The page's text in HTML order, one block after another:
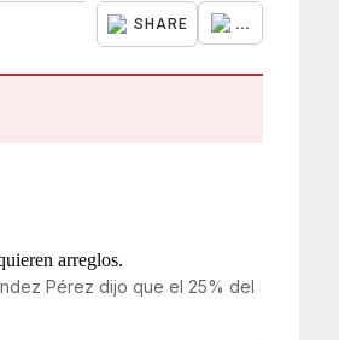
SHARE ...
Pérez dijo que el 25% del